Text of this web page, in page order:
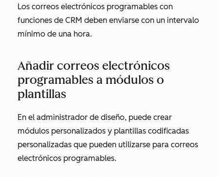
Los correos electrónicos programables con
funciones de CRM deben enviarse con un intervalo
mínimo de una hora.
Añadir correos electrónicos
programables a módulos o
plantillas
En el administrador de diseño, puede crear
módulos personalizados y plantillas codificadas
personalizadas que pueden utilizarse para correos
electrónicos programables.